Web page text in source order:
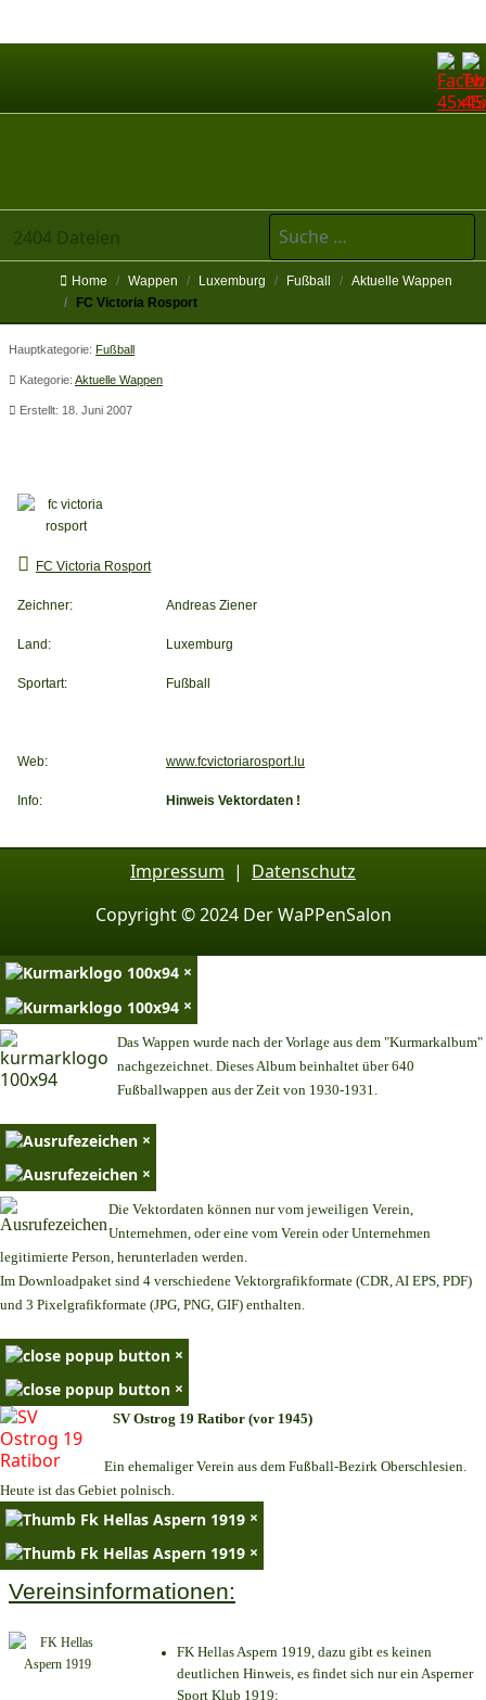
2404 Dateien
Suchen
Home Wappen Luxemburg Fußball
Aktuelle Wappen
FC Victoria Rosport
Hauptkategorie: Fußball
Kategorie: Aktuelle Wappen
Erstellt: 18. Juni 2007
FC Victoria Rosport
Zeichner: Andreas Ziener
Land: Luxemburg
Sportart: Fußball
Web: www.fcvictoriarosport.lu
Info: Hinweis Vektordaten !
Impressum | Datenschutz
Copyright © 2024 Der WaPPenSalon
×
×
Das Wappen wurde nach der Vorlage aus dem "Kurmarkalbum"
nachgezeichnet. Dieses Album beinhaltet über 640
Fußballwappen aus der Zeit von 1930-1931.
×
×
Die Vektordaten können nur vom jeweiligen Verein,
Unternehmen, oder eine vom Verein oder Unternehmen
legitimierte Person, herunterladen werden.
Im Downloadpaket sind 4 verschiedene Vektorgrafikformate (CDR, AI EPS, PDF)
und 3 Pixelgrafikformate (JPG, PNG, GIF) enthalten.
×
×
SV Ostrog 19 Ratibor (vor 1945)
Ein ehemaliger Verein aus dem Fußball-Bezirk Oberschlesien.
Heute ist das Gebiet polnisch.
×
×
Vereinsinformationen:
FK Hellas Aspern 1919, dazu gibt es keinen
deutlichen Hinweis, es findet sich nur ein Asperner
Sport Klub 1919;